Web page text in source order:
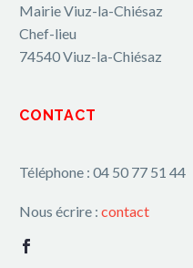
Mairie Viuz-la-Chiésaz
Chef-lieu
74540 Viuz-la-Chiésaz
CONTACT
Téléphone : 04 50 77 51 44
Nous écrire : contact